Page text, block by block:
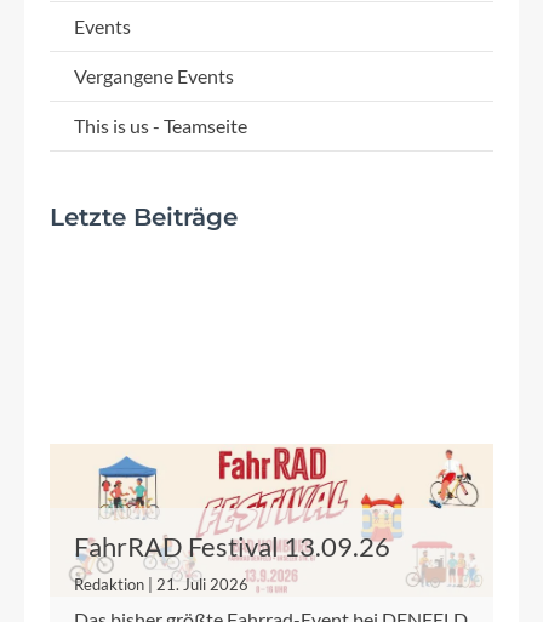
Events
Vergangene Events
This is us - Teamseite
Letzte Beiträge
FahrRAD Festival 13.09.26
Redaktion | 21. Juli 2026